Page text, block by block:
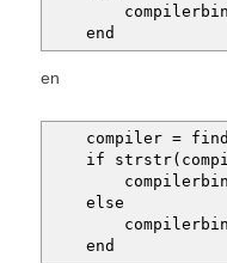
compilerbin =
end
en
compiler =
if
compilerbin =
else
compilerbin =
end